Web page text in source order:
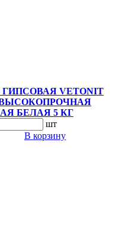
VETONIT
БЕЛАЯ 5 КГ
шт
В корзину